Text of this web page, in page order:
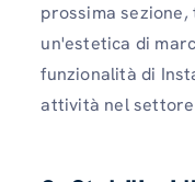
prossima
un'estetica di
funzionalità di
attività nel settore